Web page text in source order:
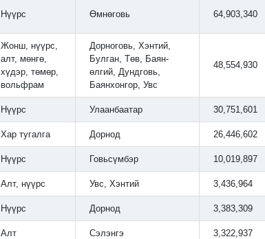
Нүүрс Өмнөговь 64,903,340
Жонш, нүүрс,
алт, мөнгө,
хүдэр, төмөр,
вольфрам
Дорноговь, Хэнтий,
Булган, Төв, Баян-
өлгий, Дундговь,
Баянхонгор, Увс
48,554,930
Нүүрс Улаанбаатар 30,751,601
Хар тугалга Дорнод 26,446,602
Нүүрс Говьсүмбэр 10,019,897
Алт, нүүрс Увс, Хэнтий 3,436,964
Нүүрс Дорнод 3,383,309
Алт Сэлэнгэ 3,322,937